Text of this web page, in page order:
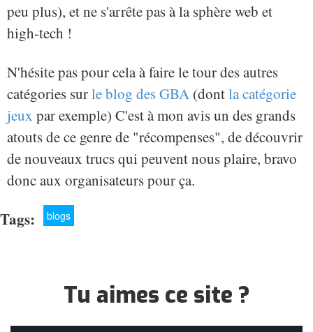
peu plus), et ne s'arrête pas à la sphère web et
high-tech !
N'hésite pas pour cela à faire le tour des autres
catégories surle blog des GBA (dontla catégorie
jeux par exemple) C'est à mon avis un des grands
atouts de ce genre de "récompenses", de découvrir
de nouveaux trucs qui peuvent nous plaire, bravo
donc aux organisateurs pour ça.
Tags: blogs
Tu aimes ce site ?